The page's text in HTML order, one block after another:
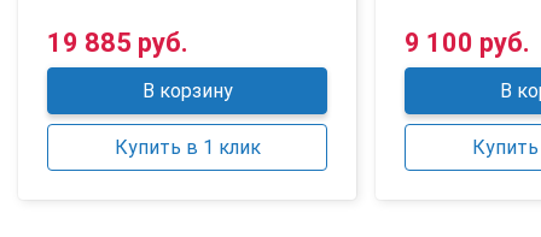
19 885 руб.
В корзину
Купить в 1 клик
9 100 руб.
В